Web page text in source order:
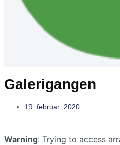
Galerigangen
19. februar, 2020
Warning: Trying to access